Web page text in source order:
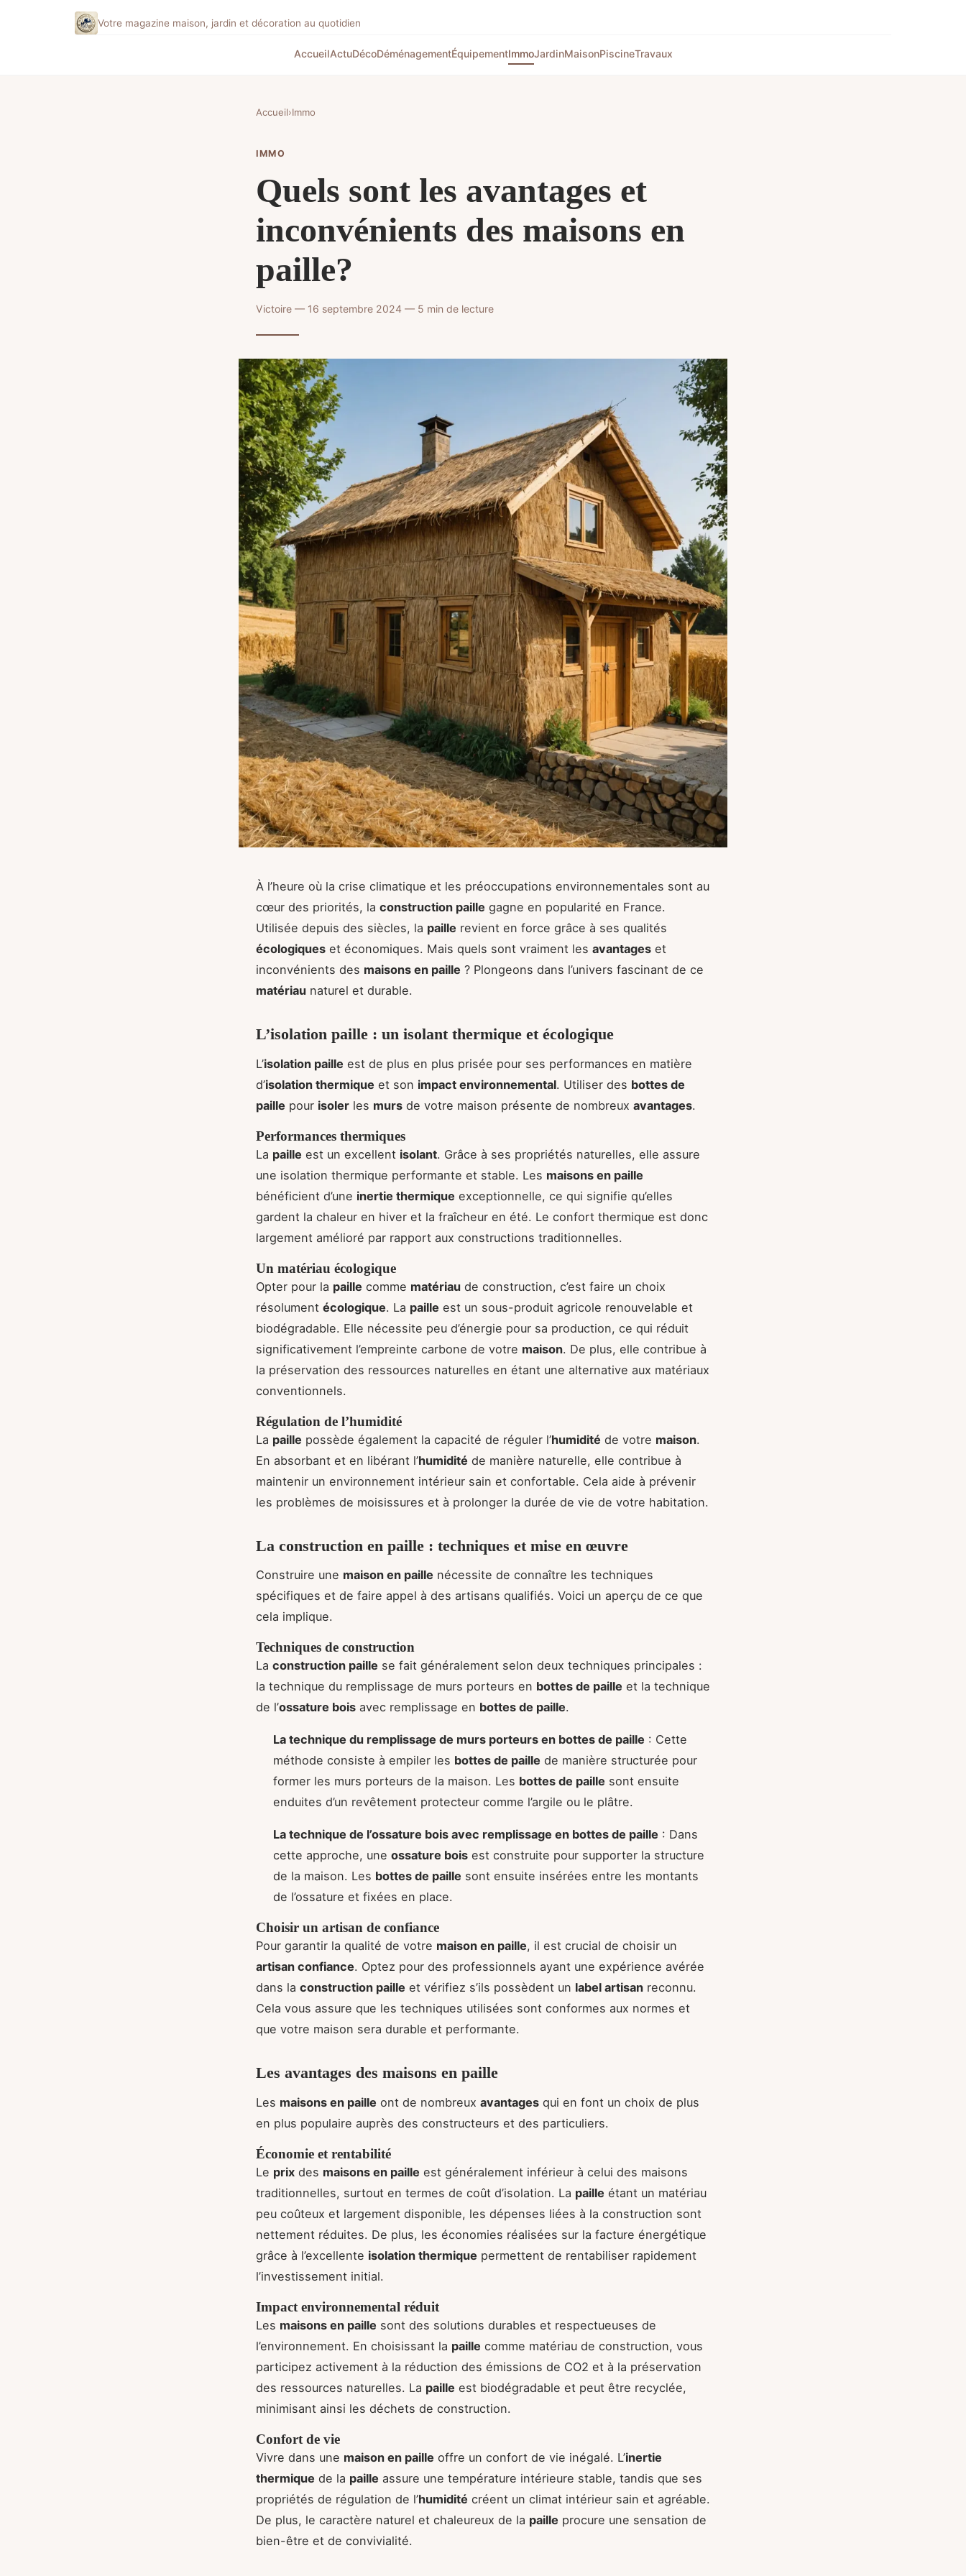
Votre magazine maison, jardin et décoration au quotidien
AccueilActuDécoDéménagementÉquipementImmoJardinMaisonPiscineTravaux
Accueil›Immo
IMMO
Quels sont les avantages et
inconvénients des maisons en
paille?
Victoire — 16 septembre 2024 — 5 min de lecture
À l’heure où la crise climatique et les préoccupations environnementales sont au
cœur des priorités, la construction paille gagne en popularité en France.
Utilisée depuis des siècles, la paille revient en force grâce à ses qualités
écologiques et économiques. Mais quels sont vraiment les avantages et
inconvénients des maisons en paille ? Plongeons dans l’univers fascinant de ce
matériau naturel et durable.
L’isolation paille : un isolant thermique et écologique
L’isolation paille est de plus en plus prisée pour ses performances en matière
d’isolation thermique et son impact environnemental. Utiliser des bottes de
paille pour isoler les murs de votre maison présente de nombreux avantages.
Performances thermiques
La paille est un excellent isolant. Grâce à ses propriétés naturelles, elle assure
une isolation thermique performante et stable. Les maisons en paille
bénéficient d’une inertie thermique exceptionnelle, ce qui signifie qu’elles
gardent la chaleur en hiver et la fraîcheur en été. Le confort thermique est donc
largement amélioré par rapport aux constructions traditionnelles.
Un matériau écologique
Opter pour la paille comme matériau de construction, c’est faire un choix
résolument écologique. La paille est un sous-produit agricole renouvelable et
biodégradable. Elle nécessite peu d’énergie pour sa production, ce qui réduit
significativement l’empreinte carbone de votre maison. De plus, elle contribue à
la préservation des ressources naturelles en étant une alternative aux matériaux
conventionnels.
Régulation de l’humidité
La paille possède également la capacité de réguler l’humidité de votre maison.
En absorbant et en libérant l’humidité de manière naturelle, elle contribue à
maintenir un environnement intérieur sain et confortable. Cela aide à prévenir
les problèmes de moisissures et à prolonger la durée de vie de votre habitation.
La construction en paille : techniques et mise en œuvre
Construire une maison en paille nécessite de connaître les techniques
spécifiques et de faire appel à des artisans qualifiés. Voici un aperçu de ce que
cela implique.
Techniques de construction
La construction paille se fait généralement selon deux techniques principales :
la technique du remplissage de murs porteurs en bottes de paille et la technique
de l’ossature bois avec remplissage en bottes de paille.
La technique du remplissage de murs porteurs en bottes de paille : Cette
méthode consiste à empiler les bottes de paille de manière structurée pour
former les murs porteurs de la maison. Les bottes de paille sont ensuite
enduites d’un revêtement protecteur comme l’argile ou le plâtre.
La technique de l’ossature bois avec remplissage en bottes de paille : Dans
cette approche, une ossature bois est construite pour supporter la structure
de la maison. Les bottes de paille sont ensuite insérées entre les montants
de l’ossature et fixées en place.
Choisir un artisan de confiance
Pour garantir la qualité de votre maison en paille, il est crucial de choisir un
artisan confiance. Optez pour des professionnels ayant une expérience avérée
dans la construction paille et vérifiez s’ils possèdent un label artisan reconnu.
Cela vous assure que les techniques utilisées sont conformes aux normes et
que votre maison sera durable et performante.
Les avantages des maisons en paille
Les maisons en paille ont de nombreux avantages qui en font un choix de plus
en plus populaire auprès des constructeurs et des particuliers.
Économie et rentabilité
Le prix des maisons en paille est généralement inférieur à celui des maisons
traditionnelles, surtout en termes de coût d’isolation. La paille étant un matériau
peu coûteux et largement disponible, les dépenses liées à la construction sont
nettement réduites. De plus, les économies réalisées sur la facture énergétique
grâce à l’excellente isolation thermique permettent de rentabiliser rapidement
l’investissement initial.
Impact environnemental réduit
Les maisons en paille sont des solutions durables et respectueuses de
l’environnement. En choisissant la paille comme matériau de construction, vous
participez activement à la réduction des émissions de CO2 et à la préservation
des ressources naturelles. La paille est biodégradable et peut être recyclée,
minimisant ainsi les déchets de construction.
Confort de vie
Vivre dans une maison en paille offre un confort de vie inégalé. L’inertie
thermique de la paille assure une température intérieure stable, tandis que ses
propriétés de régulation de l’humidité créent un climat intérieur sain et agréable.
De plus, le caractère naturel et chaleureux de la paille procure une sensation de
bien-être et de convivialité.